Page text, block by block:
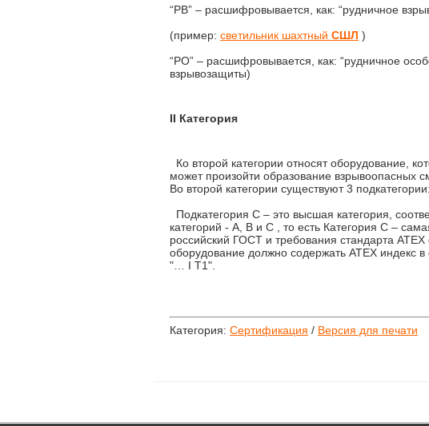
“РВ” – расшифровывается, как: “рудничное
(пример: светильник шахтный СШЛ )
“РО” – расшифровывается, как: “рудничное
взрывозащиты)
II Категория
Ко второй категории относят оборудование,
может произойти образование взрывоопасных
Во второй категории существуют 3
Подкатегория С – это высшая категория,
категорий - А, В и С , то есть Категория С –
российский ГОСТ и требования стандарта
оборудование должно содержать ATEX индекс в
"… I T1".
Категория: Сертификация / Версия для печати